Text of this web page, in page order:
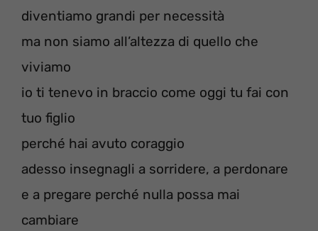
diventiamo grandi per necessità
ma non siamo all’altezza di quello che
viviamo
io ti tenevo in braccio come oggi tu fai con
tuo figlio
perché hai avuto coraggio
adesso insegnagli a sorridere, a perdonare
e a pregare perché nulla possa mai
cambiare